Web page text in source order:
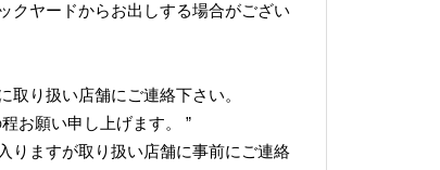
クヤードからお出しする場合がござい
り扱い店舗にご連絡下さい。
お願い申し上げます。 ”
りますが取り扱い店舗に事前にご連絡